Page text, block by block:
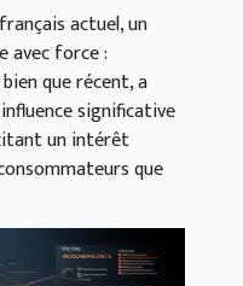
actuel, un
avec force :
que récent, a
significative
un intérêt
que